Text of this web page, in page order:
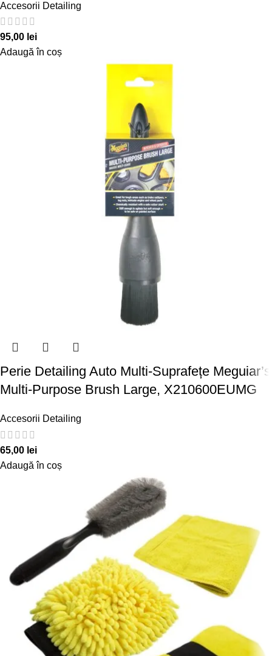
Accesorii Detailing
95,00 lei
Adaugă în coș
Perie Detailing Auto Multi-Suprafețe Meguiar’s
Multi-Purpose Brush Large, X210600EUMG
Accesorii Detailing
65,00 lei
Adaugă în coș